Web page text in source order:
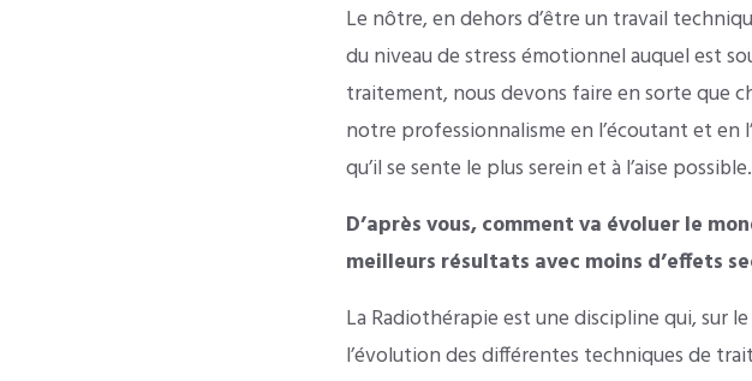
Le nôtre, en dehors d’être un travail
du niveau de stress émotionnel auquel est
traitement, nous devons faire en sorte que
notre professionnalisme en l’écoutant et
qu’il se sente le plus serein et à l’aise possible.
D’après vous, comment va évoluer le
meilleurs résultats avec moins d’effets
La Radiothérapie est une discipline qui, sur
l’évolution des différentes techniques de